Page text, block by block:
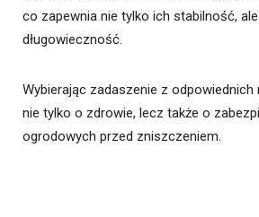
co zapewnia nie tylko ich stabilność,
długowieczność.
Wybierając zadaszenie z odpowiednich
nie tylko o zdrowie, lecz także o
ogrodowych przed zniszczeniem.